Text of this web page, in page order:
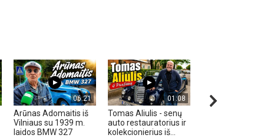
06:21
Arūnas Adomaitis iš
Vilniaus su 1939 m.
laidos BMW 327
01:08
Tomas Aliulis - senų
auto restauratorius ir
kolekcionierius iš...